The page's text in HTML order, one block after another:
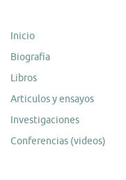
Inicio
Biografía
Libros
Articulos y ensayos
Investigaciones
Conferencias (videos)